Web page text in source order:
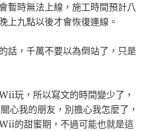
暫時無法上線，施工時間預計八
上九點以後才會恢復連線。
話，千萬不要以為倒站了，只是
玩，所以寫文的時間變少了，
心我的朋友，別擔心我怎麼了，
的甜蜜期，不過可能也就是這